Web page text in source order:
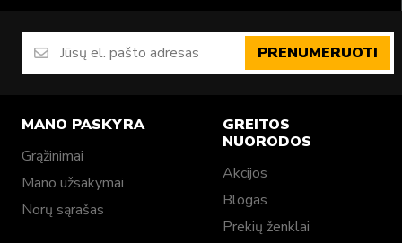
PRENUMERUOTI
MANO PASKYRA
Grąžinimai
Mano užsakymai
Norų sąrašas
GREITOS
NUORODOS
Akcijos
Blogas
Prekių ženklai